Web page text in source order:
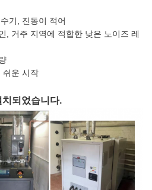
기, 진동이 적어
, 거주 지역에 적합한 낮은 노이즈 레
쉬운 시작
되었습니다.